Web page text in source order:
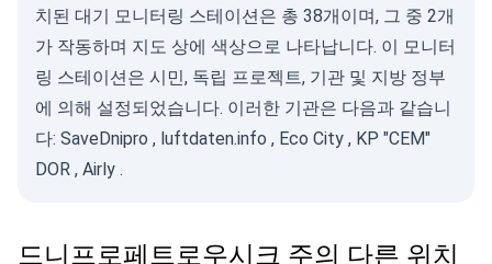
치된 대기 모니터링 스테이션은 총 38개이며, 그 중 2개
가 작동하며 지도 상에 색상으로 나타납니다. 이 모니터
링 스테이션은 시민, 독립 프로젝트, 기관 및 지방 정부
에 의해 설정되었습니다. 이러한 기관은 다음과 같습니
다: SaveDnipro , luftdaten.info , Eco City , KP "CEM"
DOR , Airly .
드니프로페트로우시크 주의 다른 위치